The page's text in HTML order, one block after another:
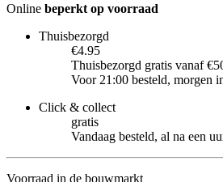
Online beperkt op voorraad
Thuisbezorgd
€4.95
Thuisbezorgd gratis vanaf
Voor 21:00 besteld, morgen
Click & collect
gratis
Vandaag besteld, al na een
Voorraad in de bouwmarkt